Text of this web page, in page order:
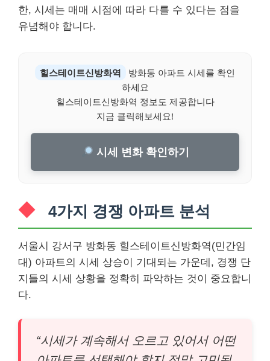
한, 시세는 매매 시점에 따라 다를 수 있다는 점을
유념해야 합니다.
힐스테이트신방화역
방화동 아파트 시세를 확인
하세요
힐스테이트신방화역 정보도 제공합니다
지금 클릭해보세요!
시세 변화 확인하기
4가지 경쟁 아파트 분석
서울시 강서구 방화동 힐스테이트신방화역(민간임
대) 아파트의 시세 상승이 기대되는 가운데, 경쟁 단
지들의 시세 상황을 정확히 파악하는 것이 중요합니
다.
“시세가 계속해서 오르고 있어서 어떤